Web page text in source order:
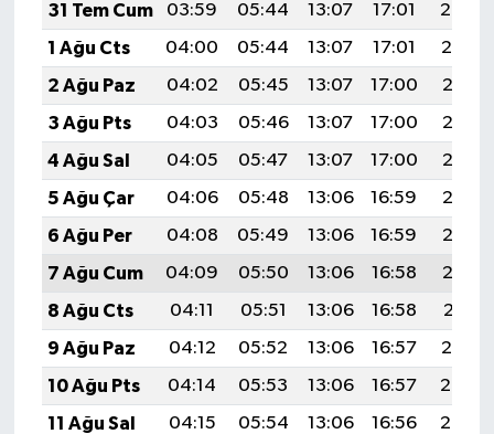
31 Tem Cum
03:59 05:44 13:07 17:01
20:20
1 Ağu Cts
04:00 05:44 13:07 17:01
20:19
2 Ağu Paz
04:02 05:45 13:07 17:00
20:18
3 Ağu Pts
04:03 05:46 13:07 17:00
20:17
4 Ağu Sal
04:05 05:47 13:07 17:00
20:16
5 Ağu Çar
04:06 05:48 13:06 16:59
20:15
6 Ağu Per
04:08 05:49 13:06 16:59
20:13
7 Ağu Cum
04:09 05:50 13:06 16:58
20:12
8 Ağu Cts
04:11 05:51 13:06 16:58
20:11
9 Ağu Paz
04:12 05:52 13:06 16:57
20:10
10 Ağu Pts
04:14 05:53 13:06 16:57
20:08
11 Ağu Sal
04:15 05:54 13:06 16:56
20:07